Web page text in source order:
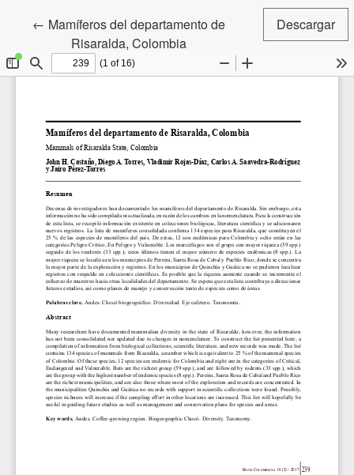
← Volver a los detalles del artículo
Mamíferos del departamento de
Risaralda, Colombia
Descargar